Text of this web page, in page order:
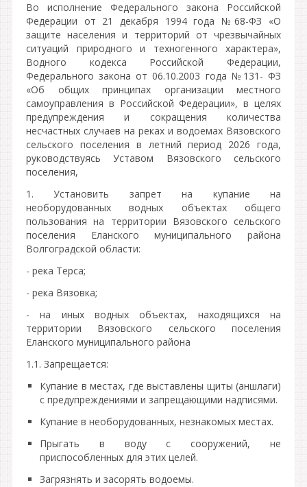
Во исполнение Федерального закона Российской
Федерации от 21 декабря 1994 года №68-ФЗ «О
защите населения и территорий от чрезвычайных
ситуаций природного и техногенного характера»,
Водного кодекса Российской Федерации,
Федерального закона от 06.10.2003 года №131- ФЗ
«Об общих принципах организации местного
самоуправления в Российской Федерации», в целях
предупреждения и сокращения количества
несчастных случаев на реках и водоемах Вязовского
сельского поселения в летний период 2026 года,
руководствуясь Уставом Вязовского сельского
поселения,
1. Установить запрет на купание на
необорудованных водных объектах общего
пользования на территории Вязовского сельского
поселения Еланского муниципального района
Волгоградской области:
- река Терса;
- река Вязовка;
- на иных водных объектах, находящихся на
территории Вязовского сельского поселения
Еланского муниципального района
1.1. Запрещается:
Купание в местах, где выставлены щиты (аншлаги)
с предупреждениями и запрещающими надписями.
Купание в необорудованных, незнакомых местах.
Прыгать в воду с сооружений, не
приспособленных для этих целей.
Загрязнять и засорять водоемы.